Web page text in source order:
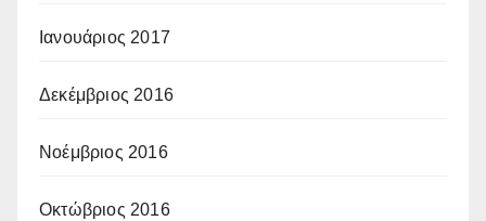
Ιανουάριος 2017
Δεκέμβριος 2016
Νοέμβριος 2016
Οκτώβριος 2016